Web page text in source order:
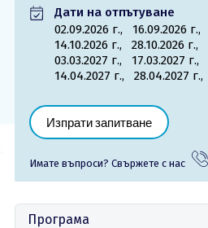
0879 990 698
Дати на отпътуване
02.09.2026 г., 16.09.2026 г.,
14.10.2026 г., 28.10.2026 г.,
03.03.2027 г., 17.03.2027 г.,
14.04.2027 г., 28.04.2027 г.,
Изпрати запитване
Имате въпроси? Cвържете с нас
Програма